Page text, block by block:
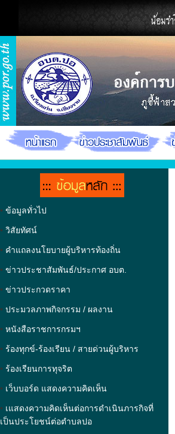
• ข้อมูลทั่วไป
• วิสัยทัศน์
• คำแถลงนโยบายผู้บริหารท้องถิ่น
• ข่าวประชาสัมพันธ์/ประกาศ อบต.
• ข่าวประกวดราคา
• ประมวลภาพกิจกรรม / ผลงาน
• หนังสือราชการกรมฯ
• ร้องทุกข์-ร้องเรียน / สายด่วนผู้บริหาร
• ร้องเรียนการทุจริต
• เว็บบอร์ด แสดงความคิดเห็น
• เแสดงความคิดเห็นต่อการดำเนินภารกิจที่
เป็นประโยชน์ต่อตำบลปอ